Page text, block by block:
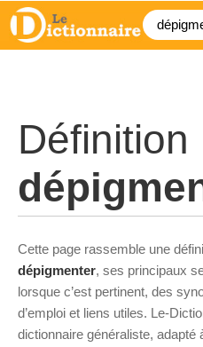
Définition
Cette page rassemble une
dépigmenter, ses principaux
lorsque c’est pertinent, des
d’emploi et liens utiles. Le-
dictionnaire généraliste, adapté